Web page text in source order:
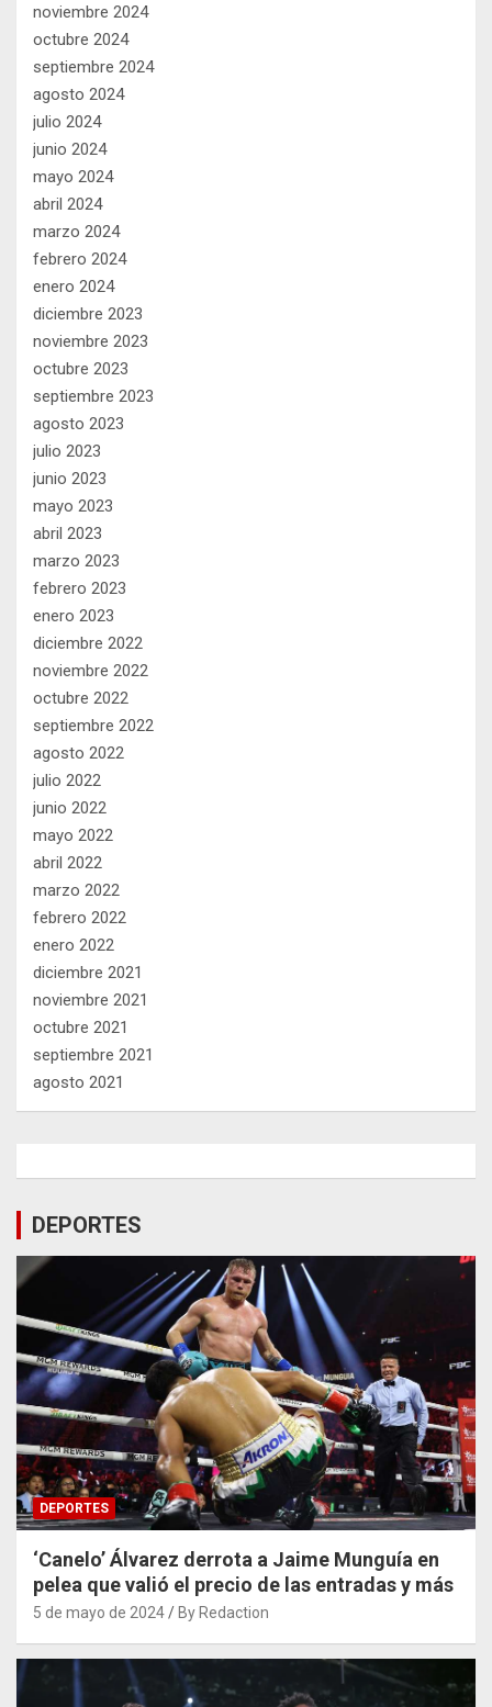
noviembre 2024
octubre 2024
septiembre 2024
agosto 2024
julio 2024
junio 2024
mayo 2024
abril 2024
marzo 2024
febrero 2024
enero 2024
diciembre 2023
noviembre 2023
octubre 2023
septiembre 2023
agosto 2023
julio 2023
junio 2023
mayo 2023
abril 2023
marzo 2023
febrero 2023
enero 2023
diciembre 2022
noviembre 2022
octubre 2022
septiembre 2022
agosto 2022
julio 2022
junio 2022
mayo 2022
abril 2022
marzo 2022
febrero 2022
enero 2022
diciembre 2021
noviembre 2021
octubre 2021
septiembre 2021
agosto 2021
DEPORTES
DEPORTES
‘Canelo’ Álvarez derrota a Jaime Munguía en
pelea que valió el precio de las entradas y más
5 de mayo de 2024 By Redaction